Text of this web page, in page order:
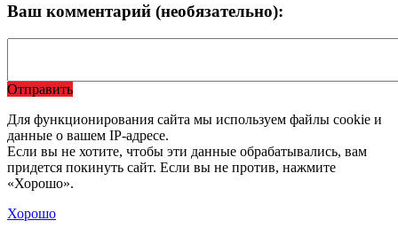
Ваш комментарий (необязательно):
Отправить
Для функционирования сайта мы используем файлы cookie и
данные о вашем IP-адресе.
Если вы не хотите, чтобы эти данные обрабатывались, вам
придется покинуть сайт. Если вы не против, нажмите
«Хорошо».
Хорошо